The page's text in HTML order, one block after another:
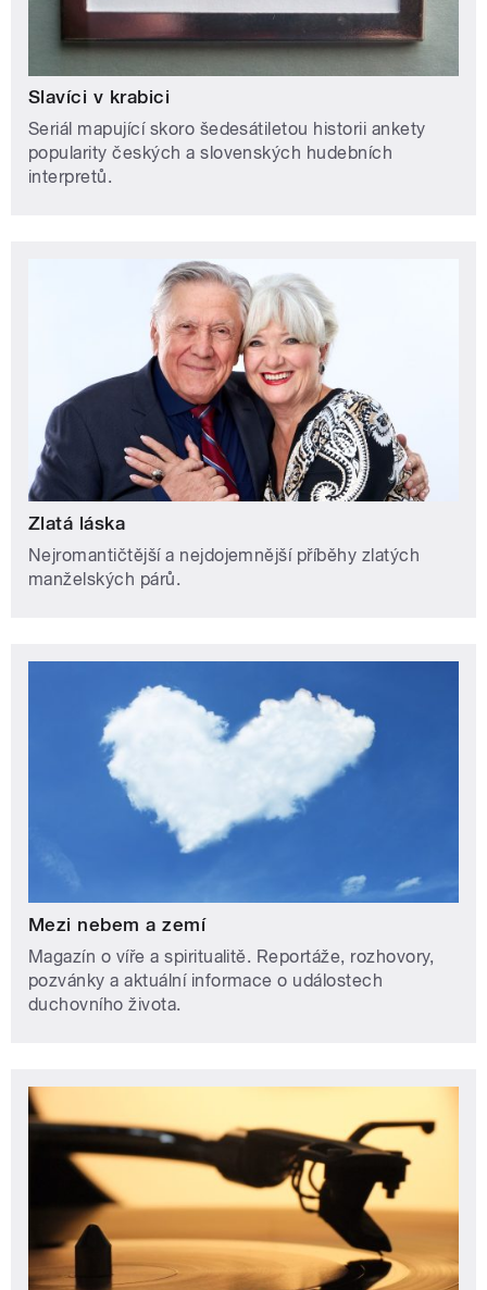
Slavíci v krabici
Seriál mapující skoro šedesátiletou historii ankety
popularity českých a slovenských hudebních
interpretů.
Zlatá láska
Nejromantičtější a nejdojemnější příběhy zlatých
manželských párů.
Mezi nebem a zemí
Magazín o víře a spiritualitě. Reportáže, rozhovory,
pozvánky a aktuální informace o událostech
duchovního života.